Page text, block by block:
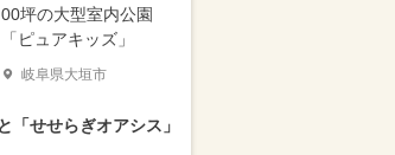
00坪の大型室内公園
「ピュアキッズ」
岐阜県大垣市
「せせらぎオアシス」